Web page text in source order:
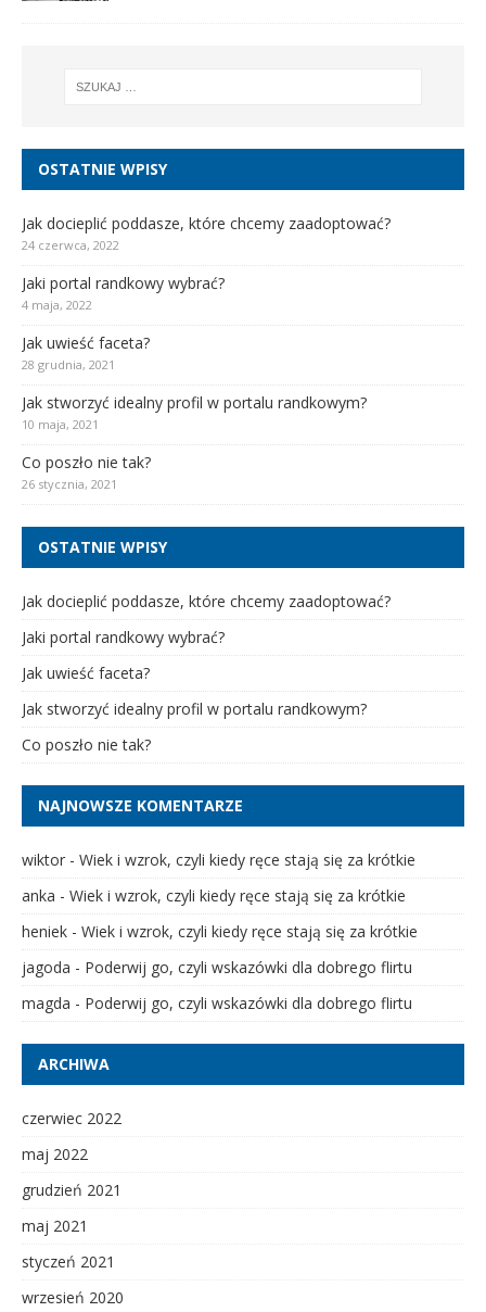
OSTATNIE WPISY
Jak docieplić poddasze, które chcemy zaadoptować?
24 czerwca, 2022
Jaki portal randkowy wybrać?
4 maja, 2022
Jak uwieść faceta?
28 grudnia, 2021
Jak stworzyć idealny profil w portalu randkowym?
10 maja, 2021
Co poszło nie tak?
26 stycznia, 2021
OSTATNIE WPISY
Jak docieplić poddasze, które chcemy zaadoptować?
Jaki portal randkowy wybrać?
Jak uwieść faceta?
Jak stworzyć idealny profil w portalu randkowym?
Co poszło nie tak?
NAJNOWSZE KOMENTARZE
wiktor - Wiek i wzrok, czyli kiedy ręce stają się za krótkie
anka - Wiek i wzrok, czyli kiedy ręce stają się za krótkie
heniek - Wiek i wzrok, czyli kiedy ręce stają się za krótkie
jagoda - Poderwij go, czyli wskazówki dla dobrego flirtu
magda - Poderwij go, czyli wskazówki dla dobrego flirtu
ARCHIWA
czerwiec 2022
maj 2022
grudzień 2021
maj 2021
styczeń 2021
wrzesień 2020